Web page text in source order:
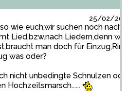
25/02/
wie euch,wir suchen noch nach
Lied,bzw.nach Liedern,denn
man doch für
was oder?
nicht unbedingte Schnulzen
Hochzeitsmarsch......